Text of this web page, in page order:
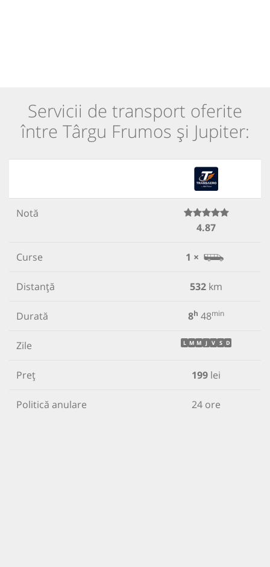
Servicii de transport oferite
între Târgu Frumos și Jupiter:
Notă
4.87
Curse 1 ×
Distanță 532 km
Durată 8h 48min
Zile L M M J V S D
Preț 199 lei
Politică anulare 24 ore